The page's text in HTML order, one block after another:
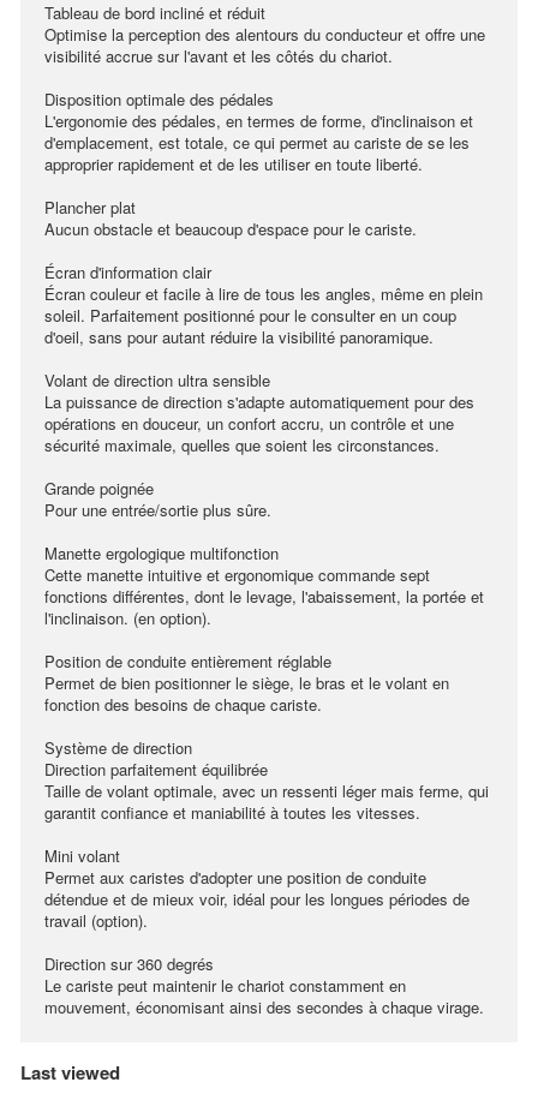
Tableau de bord incliné et réduit
Optimise la perception des alentours du conducteur et offre une
visibilité accrue sur l'avant et les côtés du chariot.
Disposition optimale des pédales
L'ergonomie des pédales, en termes de forme, d'inclinaison et
d'emplacement, est totale, ce qui permet au cariste de se les
approprier rapidement et de les utiliser en toute liberté.
Plancher plat
Aucun obstacle et beaucoup d'espace pour le cariste.
Écran d'information clair
Écran couleur et facile à lire de tous les angles, même en plein
soleil. Parfaitement positionné pour le consulter en un coup
d'oeil, sans pour autant réduire la visibilité panoramique.
Volant de direction ultra sensible
La puissance de direction s'adapte automatiquement pour des
opérations en douceur, un confort accru, un contrôle et une
sécurité maximale, quelles que soient les circonstances.
Grande poignée
Pour une entrée/sortie plus sûre.
Manette ergologique multifonction
Cette manette intuitive et ergonomique commande sept
fonctions différentes, dont le levage, l'abaissement, la portée et
l'inclinaison. (en option).
Position de conduite entièrement réglable
Permet de bien positionner le siège, le bras et le volant en
fonction des besoins de chaque cariste.
Système de direction
Direction parfaitement équilibrée
Taille de volant optimale, avec un ressenti léger mais ferme, qui
garantit confiance et maniabilité à toutes les vitesses.
Mini volant
Permet aux caristes d'adopter une position de conduite
détendue et de mieux voir, idéal pour les longues périodes de
travail (option).
Direction sur 360 degrés
Le cariste peut maintenir le chariot constamment en
mouvement, économisant ainsi des secondes à chaque virage.
Last viewed